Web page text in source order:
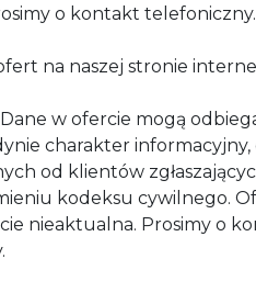
o kontakt telefoniczny.
na naszej stronie
w ofercie mogą
charakter
od klientów
kodeksu cywilnego.
nieaktualna. Prosimy o